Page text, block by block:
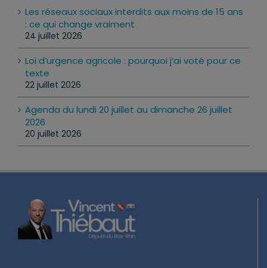
Les réseaux sociaux interdits aux moins de 15 ans
: ce qui change vraiment
24 juillet 2026
Loi d’urgence agricole : pourquoi j’ai voté pour ce
texte
22 juillet 2026
Agenda du lundi 20 juillet au dimanche 26 juillet
2026
20 juillet 2026